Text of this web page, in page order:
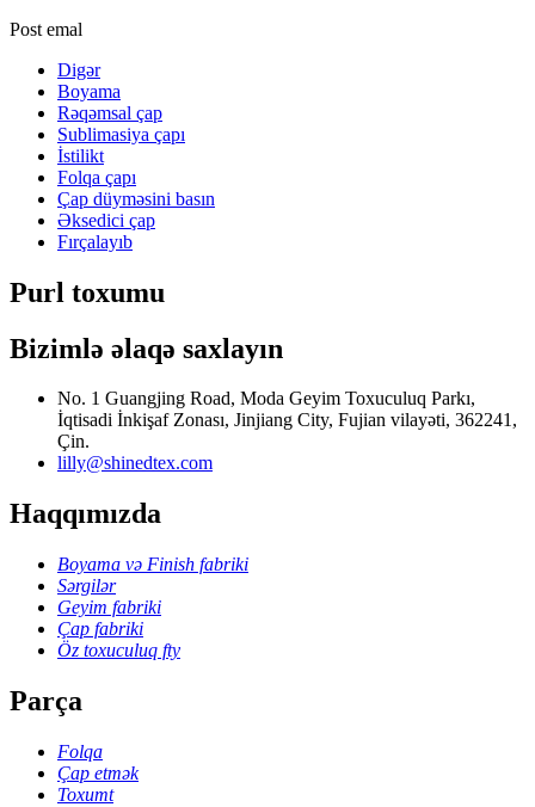
Post emal
Digər
Boyama
Rəqəmsal çap
Sublimasiya çapı
İstilikt
Folqa çapı
Çap düyməsini basın
Əksedici çap
Fırçalayıb
Purl toxumu
Bizimlə əlaqə saxlayın
No. 1 Guangjing Road, Moda Geyim Toxuculuq Parkı,
İqtisadi İnkişaf Zonası, Jinjiang City, Fujian vilayəti, 362241,
Çin.
lilly@shinedtex.com
Haqqımızda
Boyama və Finish fabriki
Sərgilər
Geyim fabriki
Çap fabriki
Öz toxuculuq fty
Parça
Folqa
Çap etmək
Toxumt